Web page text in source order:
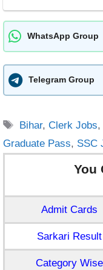
WhatsApp Group
Telegram Group
Tags
Bihar,Clerk Jobs
Graduate Pass, SSC
You
Admit Cards
Sarkari Result
Category Wise